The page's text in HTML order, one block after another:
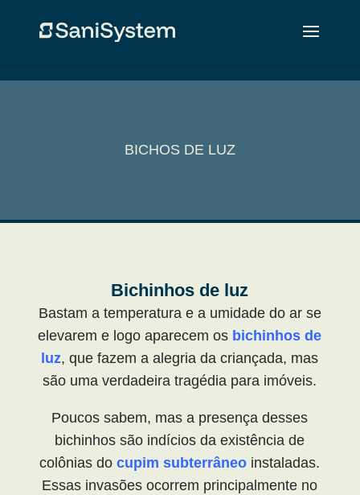
BICHOS DE LUZ
Bichinhos de luz
Bastam a temperatura e a umidade do ar se
elevarem e logo aparecem os bichinhos de
luz, que fazem a alegria da criançada, mas
são uma verdadeira tragédia para imóveis.
Poucos sabem, mas a presença desses
bichinhos são indícios da existência de
colônias docupim subterrâneo instaladas.
Essas invasões ocorrem principalmente no